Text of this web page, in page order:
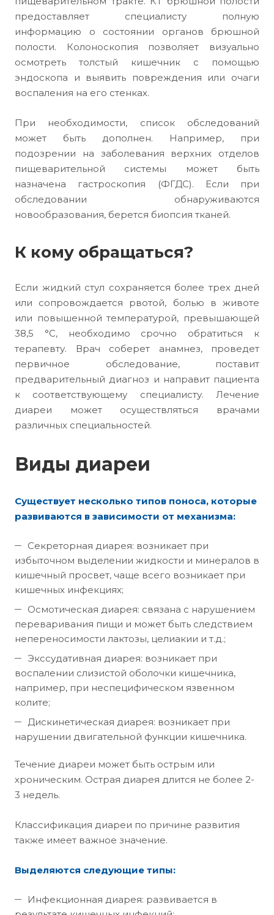
предоставляет специалисту полную
информацию о состоянии органов брюшной
полости. Колоноскопия позволяет визуально
осмотреть толстый кишечник с помощью
эндоскопа и выявить повреждения или очаги
воспаления на его стенках.
При необходимости, список обследований
может быть дополнен. Например, при
подозрении на заболевания верхних отделов
пищеварительной системы может быть
назначена гастроскопия (ФГДС). Если при
обследовании обнаруживаются
новообразования, берется биопсия тканей.
К кому обращаться?
Если жидкий стул сохраняется более трех дней
или сопровождается рвотой, болью в животе
или повышенной температурой, превышающей
38,5 °C, необходимо срочно обратиться к
терапевту. Врач соберет анамнез, проведет
первичное обследование, поставит
предварительный диагноз и направит пациента
к соответствующему специалисту. Лечение
диареи может осуществляться врачами
различных специальностей.
Виды диареи
Существует несколько типов поноса, которые
развиваются в зависимости от механизма:
Секреторная диарея: возникает при
избыточном выделении жидкости и минералов в
кишечный просвет, чаще всего возникает при
кишечных инфекциях;
Осмотическая диарея: связана с нарушением
переваривания пищи и может быть следствием
непереносимости лактозы, целиакии и т.д.;
Экссудативная диарея: возникает при
воспалении слизистой оболочки кишечника,
например, при неспецифическом язвенном
колите;
Дискинетическая диарея: возникает при
нарушении двигательной функции кишечника.
Течение диареи может быть острым или
хроническим. Острая диарея длится не более 2-
3 недель.
Классификация диареи по причине развития
также имеет важное значение.
Выделяются следующие типы:
Инфекционная диарея: развивается в